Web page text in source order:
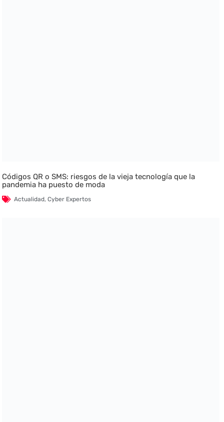
Códigos QR o SMS: riesgos de la vieja tecnología que la
pandemia ha puesto de moda
Actualidad,Cyber Expertos